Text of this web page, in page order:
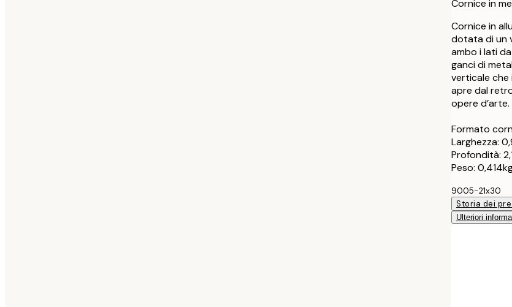
40x50
50x50
50x70
Cornice in
Cornice in
dotata di un
ambo i lati
ganci di
verticale
apre dal
opere d’arte.
Formato
Larghezza:
Profondità:
Peso:
9005-21x30
Storia dei
Ulteriori